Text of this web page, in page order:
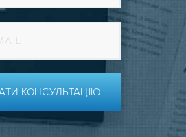
КОНСУЛЬТАЦІЮ